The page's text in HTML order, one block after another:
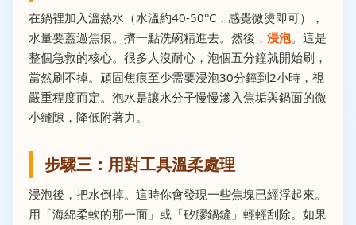
在鍋裡加入溫熱水（水溫約40-50°C，感覺微燙即可），
水量要蓋過焦痕。擠一點洗碗精進去。然後， 浸泡。這是
整個急救的核心。很多人沒耐心，泡個五分鐘就開始刷，
當然刷不掉。頑固焦痕至少需要浸泡30分鐘到2小時，視
嚴重程度而定。泡水是讓水分子慢慢滲入焦垢與鍋面的微
小縫隙，降低附著力。
步驟三：用對工具溫柔處理
浸泡後，把水倒掉。這時你會發現一些焦塊已經浮起來。
用「海綿柔軟的那一面」或「矽膠鍋鏟」輕輕刮除。如果